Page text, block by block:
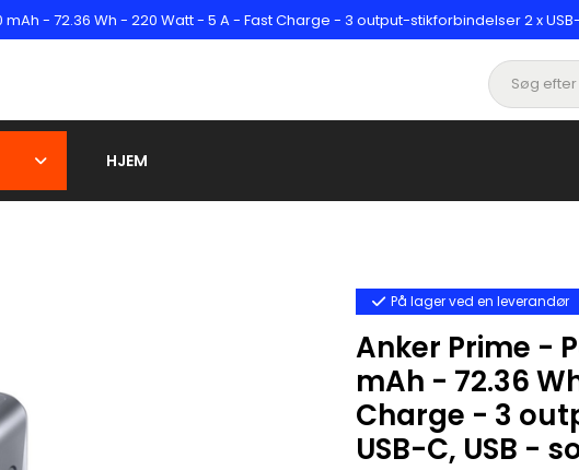
- 72.36 Wh - 220 Watt - 5 A - Fast Charge - 3 output-stikforbindelser 2 x
HJEM
På lager ved en leverandør
Anker Prime -
mAh - 72.36
Charge - 3
USB-C, USB -